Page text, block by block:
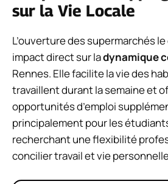
sur la Vie Locale
L’ouverture des supermarchés
impact direct sur ladynamique
Rennes. Elle facilite la vie des
travaillent durant la semaine et
opportunités d’emploi
principalement pour les
recherchant une flexibilité
concilier travail et vie